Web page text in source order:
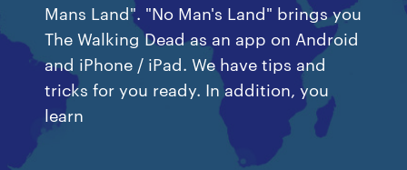
Mans Land". "No Man's Land" brings you
The Walking Dead as an app on Android
and iPhone / iPad. We have tips and
tricks for you ready. In addition, you
learn